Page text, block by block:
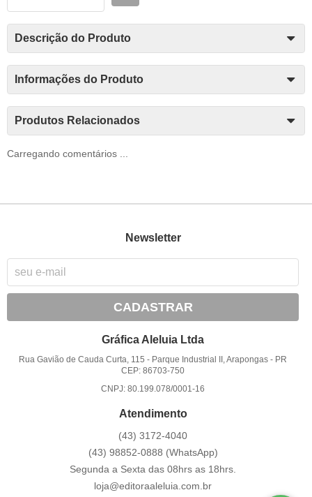
Descrição do Produto
Informações do Produto
Produtos Relacionados
Carregando comentários ...
Newsletter
CADASTRAR
Gráfica Aleluia Ltda
Rua Gavião de Cauda Curta, 115 - Parque Industrial II, Arapongas - PR
CEP: 86703-750
CNPJ: 80.199.078/0001-16
Atendimento
(43) 3172-4040
(43) 98852-0888 (WhatsApp)
Segunda a Sexta das 08hrs as 18hrs.
loja@editoraaleluia.com.br